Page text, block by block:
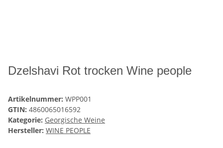
Dzelshavi Rot trocken Wine people
Artikelnummer: WPP001
GTIN: 4860065016592
Kategorie: Georgische Weine
Hersteller: WINE PEOPLE